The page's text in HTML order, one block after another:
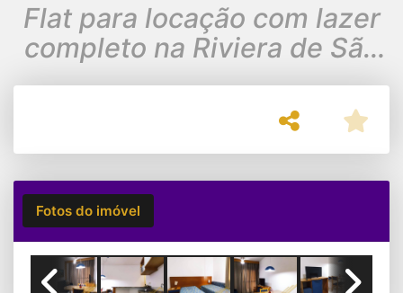
Flat para locação com lazer
completo na Riviera de São
Lourenço
Fotos do imóvel